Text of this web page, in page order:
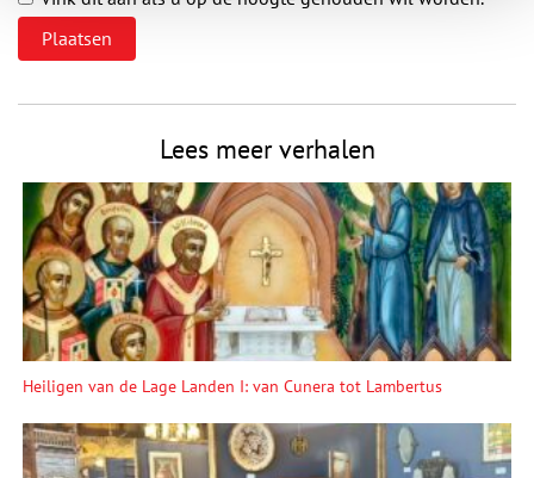
Lees meer verhalen
Heiligen van de Lage Landen I: van Cunera tot Lambertus